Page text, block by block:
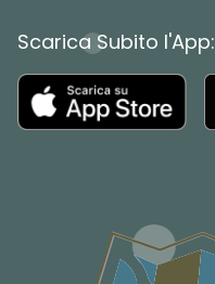
Scarica Subito l'App: